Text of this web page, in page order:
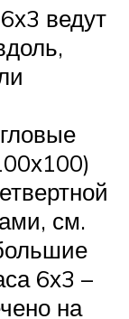
ведут
см.
6х3 –
на